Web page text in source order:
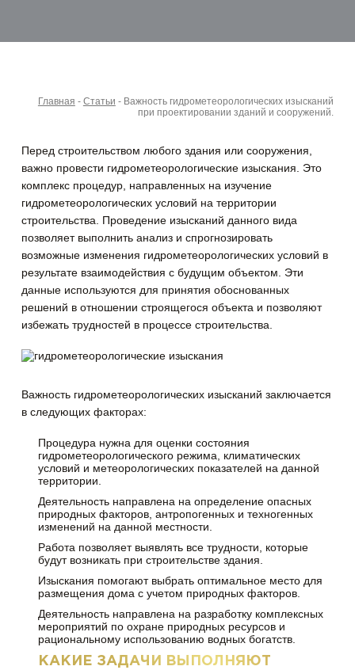
Главная - Статьи - Важность гидрометеорологических изысканий
при проектировании зданий и сооружений.
Перед строительством любого здания или сооружения,
важно провести гидрометеорологические изыскания. Это
комплекс процедур, направленных на изучение
гидрометеорологических условий на территории
строительства. Проведение изысканий данного вида
позволяетвыполнить анализ и спрогнозировать
возможные изменения гидрометеорологических условий в
результате взаимодействия с будущим объектом. Эти
данные используются для принятия обоснованных
решений в отношении строящегося объекта и позволяют
избежать трудностей в процессе строительства.
Важность гидрометеорологических изысканий заключается
в следующих факторах:
Процедура нужна для оценки состояния
гидрометеорологического режима, климатических
условий и метеорологических показателей на данной
территории.
Деятельность направлена на определение опасных
природных факторов, антропогенных и техногенных
изменений на данной местности.
Работа позволяет выявлять все трудности, которые
будут возникать при строительстве здания.
Изыскания помогают выбрать оптимальное место для
размещения дома с учетом природных факторов.
Деятельность направлена на разработку комплексных
мероприятий по охране природных ресурсов и
рациональному использованию водных богатств.
КАКИЕ ЗАДАЧИ ВЫПОЛНЯЮТ